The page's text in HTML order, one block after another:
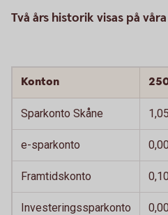
Två års historik visas på
Konton
Sparkonto Skåne 1,05
e-sparkonto 0,00
Framtidskonto 0,10
Investeringssparkonto 0,00